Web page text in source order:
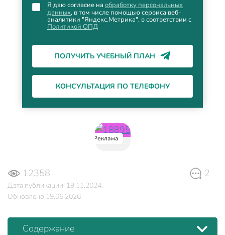
12358 2
Дата публикации: 19.11.2024.
Обновлено 19.06.2026
Содержание
Я даю согласие на обработку персональных
данных, в том числе помощью сервиса веб-
аналитики "Яндекс.Метрика", в соответствии с
Политикой ОПД
ПОЛУЧИТЬ УЧЕБНЫЙ ПЛАН
КОНСУЛЬТАЦИЯ ПО ТЕЛЕФОНУ
Реклама